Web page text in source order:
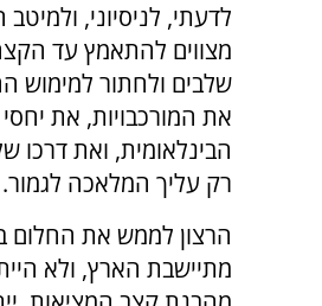
לדעתי, לניסיוני,
מצווים להתאמץ עד
שלבים ולחתור למימוש
את המורכבויות, את
הבינלאומית, ואת דרכו
רק עליך המלאכה לגמור.
הרצון לממש את החלום
מתיישבת הארץ, ולא